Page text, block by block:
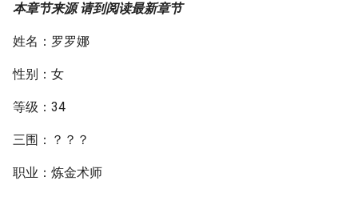
本章节来源 请到阅读最新章节
姓名：罗罗娜
性别：女
等级：34
三围：？？？
职业：炼金术师